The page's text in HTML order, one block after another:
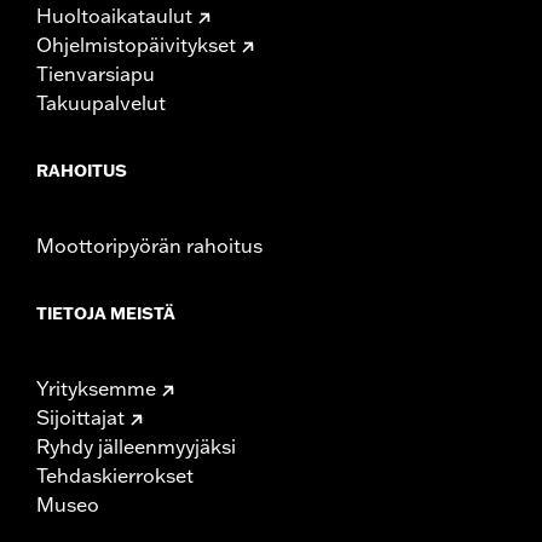
Huoltoaikataulut
Ohjelmistopäivitykset
Tienvarsiapu
Takuupalvelut
RAHOITUS
Moottoripyörän rahoitus
TIETOJA MEISTÄ
Yrityksemme
Sijoittajat
Ryhdy jälleenmyyjäksi
Tehdaskierrokset
Museo